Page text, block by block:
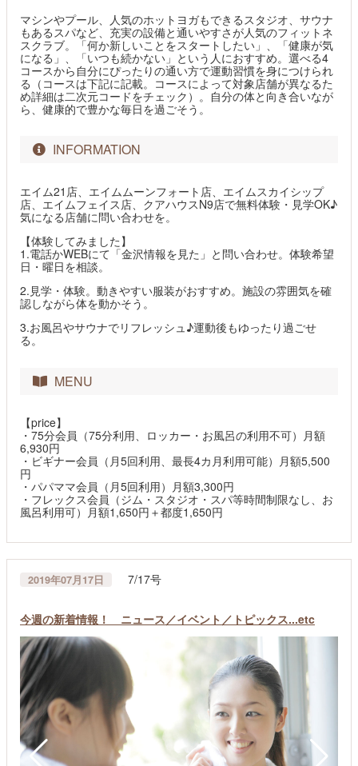
マシンやプール、人気のホットヨガもできるスタジオ、サウナ
もあるスパなど、充実の設備と通いやすさが人気のフィットネ
スクラブ。「何か新しいことをスタートしたい」、「健康が気
になる」、「いつも続かない」という人におすすめ。選べる4
コースから自分にぴったりの通い方で運動習慣を身につけられ
る（コースは下記に記載。コースによって対象店舗が異なるた
め詳細は二次元コードをチェック）。自分の体と向き合いなが
ら、健康的で豊かな毎日を過ごそう。
INFORMATION
エイム21店、エイムムーンフォート店、エイムスカイシップ
店、エイムフェイス店、クアハウスN9店で無料体験・見学OK♪
気になる店舗に問い合わせを。
【体験してみました】
1.電話かWEBにて「金沢情報を見た」と問い合わせ。体験希望
日・曜日を相談。
2.見学・体験。動きやすい服装がおすすめ。施設の雰囲気を確
認しながら体を動かそう。
3.お風呂やサウナでリフレッシュ♪運動後もゆったり過ごせ
る。
MENU
【price】
・75分会員（75分利用、ロッカー・お風呂の利用不可）月額
6,930円
・ビギナー会員（月5回利用、最長4カ月利用可能）月額5,500
円
・パパママ会員（月5回利用）月額3,300円
・フレックス会員（ジム・スタジオ・スパ等時間制限なし、お
風呂利用可）月額1,650円＋都度1,650円
2019年07月17日 7/17号
今週の新着情報！ ニュース／イベント／トピックス...etc